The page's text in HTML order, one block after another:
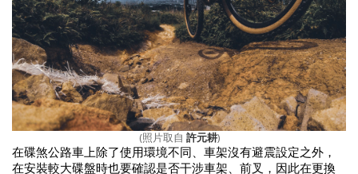
(照片取自 許元耕)
在碟煞公路車上除了使用環境不同、車架沒有避震設定之外，
在安裝較大碟盤時也要確認是否干涉車架、前叉，因此在更換